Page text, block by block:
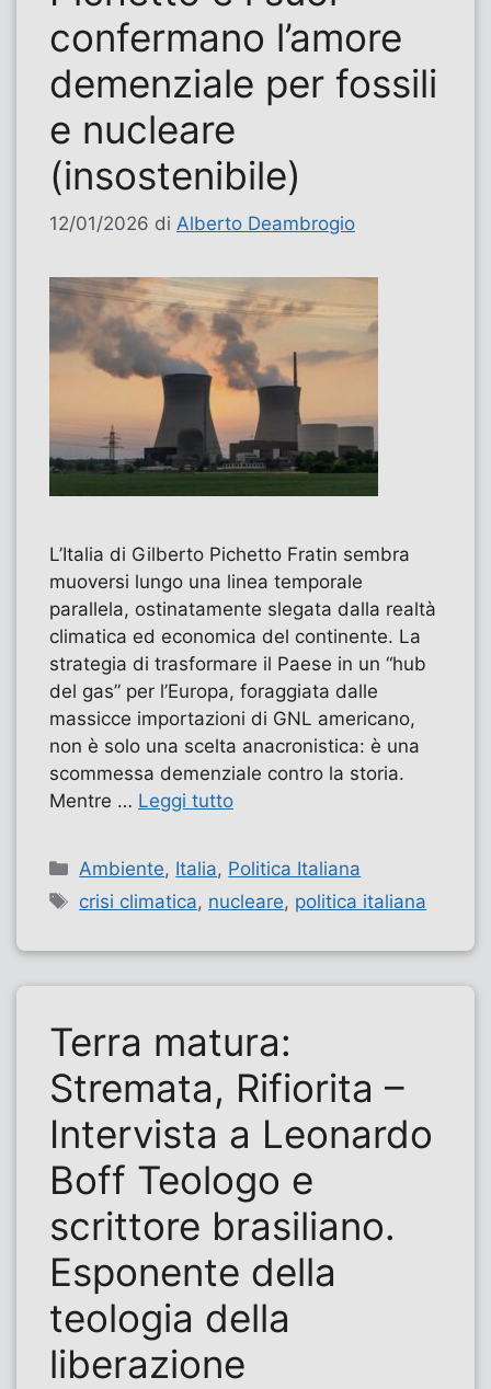
confermano l’amore
demenziale per fossili
e nucleare
(insostenibile)
12/01/2026 di Alberto Deambrogio
L’Italia di Gilberto Pichetto Fratin sembra
muoversi lungo una linea temporale
parallela, ostinatamente slegata dalla realtà
climatica ed economica del continente. La
strategia di trasformare il Paese in un “hub
del gas” per l’Europa, foraggiata dalle
massicce importazioni di GNL americano,
non è solo una scelta anacronistica: è una
scommessa demenziale contro la storia.
Mentre … Leggi tutto
Categorie
Ambiente, Italia, Politica Italiana
Tag
crisi climatica, nucleare, politica italiana
Terra matura:
Stremata, Rifiorita –
Intervista a Leonardo
Boff Teologo e
scrittore brasiliano.
Esponente della
teologia della
liberazione